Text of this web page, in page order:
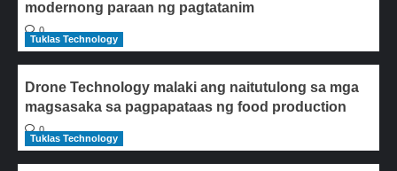
modernong paraan ng pagtatanim
0
Tuklas Technology
Drone Technology malaki ang naitutulong sa mga
magsasaka sa pagpapataas ng food production
0
Tuklas Technology